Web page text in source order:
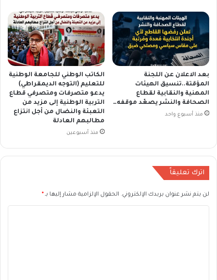
بعد الاعلان عن اللجنة
المؤقتة..تنسيق الهيئات
المهنية والنقابية لقطاع
الصحافة والنشر يصعّد موقفه…
منذ أسبوع واحد
الكاتب الوطني للجامعة الوطنية
للتعليم (التوجه الديمقراطي)
يدعو متصرفات ومتصرفي قطاع
التربية الوطنية إلى مزيد من
التعبئة والنضال من أجل انتزاع
مطالبهم العادلة
منذ أسبوعين
اترك تعليقاً
لن يتم نشر عنوان بريدك الإلكتروني. الحقول الإلزامية مشار إليها بـ *